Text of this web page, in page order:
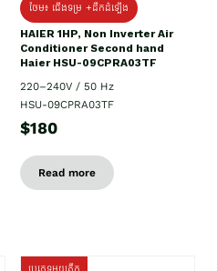
ថែម៖ ជើងទម្រ +ដឹកដំឡើង
HAIER 1HP, Non Inverter Air
Conditioner Second hand
Haier HSU-09CPRA03TF
220–240V / 50 Hz
HSU-09CPRA03TF
$180
Read more